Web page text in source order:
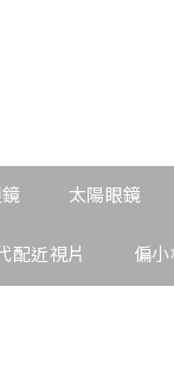
太陽眼鏡
配近視片 偏